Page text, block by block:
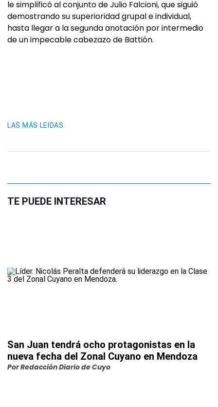
le simplificó al conjunto de Julio Falcioni, que siguió
demostrando su superioridad grupal e individual,
hasta llegar a la segunda anotación por intermedio
de un impecable cabezazo de Battión.
LAS MÁS LEIDAS
TE PUEDE INTERESAR
San Juan tendrá ocho protagonistas en la
nueva fecha del Zonal Cuyano en Mendoza
PorRedacción Diario de Cuyo